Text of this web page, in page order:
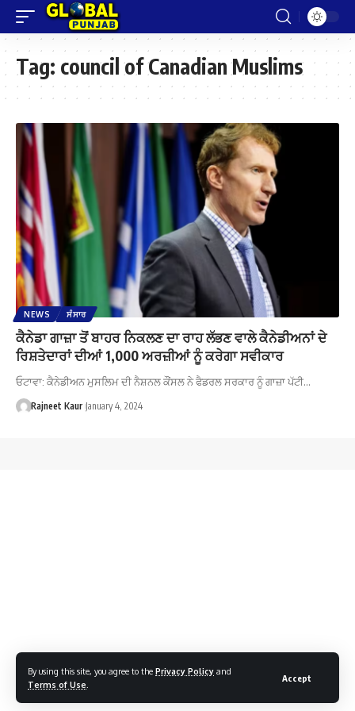
By using this site, you agree to the Privacy Policy and
Terms of Use
Accept
Tag: council of Canadian Muslims
NEWS ਸੰਸਾਰ
ਕੈਨੇਡਾ ਗਾਜ਼ਾ ਤੋਂ ਬਾਹਰ ਨਿਕਲਣ ਦਾ ਰਾਹ ਲੱਭਣ ਵਾਲੇ ਕੈਨੇਡੀਅਨਾਂ ਦੇ
ਰਿਸ਼ਤੇਦਾਰਾਂ ਦੀਆਂ 1,000 ਅਰਜ਼ੀਆਂ ਨੂੰ ਕਰੇਗਾ ਸਵੀਕਾਰ
ਓਟਾਵਾ: ਕੈਨੇਡੀਅਨ ਮੁਸਲਿਮ ਦੀ ਨੈਸ਼ਨਲ ਕੌਂਸਲ ਨੇ ਫੈਡਰਲ ਸਰਕਾਰ ਨੂੰ ਗਾਜ਼ਾ ਪੱਟੀ…
Rajneet Kaur January 4, 2024